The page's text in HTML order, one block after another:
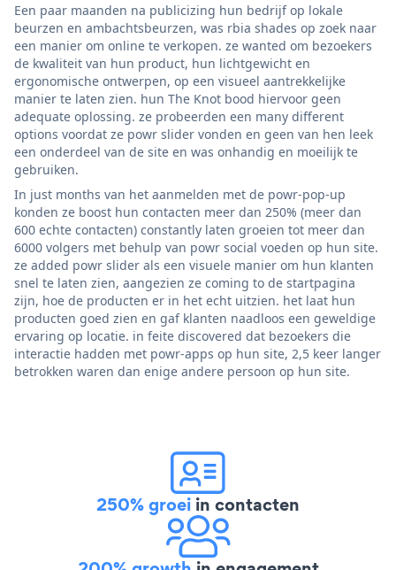
Een paar maanden na publicizing hun bedrijf op lokale
beurzen en ambachtsbeurzen, was rbia shades op zoek naar
een manier om online te verkopen. ze wanted om bezoekers
de kwaliteit van hun product, hun lichtgewicht en
ergonomische ontwerpen, op een visueel aantrekkelijke
manier te laten zien. hun The Knot bood hiervoor geen
adequate oplossing. ze probeerden een many different
options voordat ze powr slider vonden en geen van hen leek
een onderdeel van de site en was onhandig en moeilijk te
gebruiken.
In just months van het aanmelden met de powr-pop-up
konden ze boost hun contacten meer dan 250% (meer dan
600 echte contacten) constantly laten groeien tot meer dan
6000 volgers met behulp van powr social voeden op hun site.
ze added powr slider als een visuele manier om hun klanten
snel te laten zien, aangezien ze coming to de startpagina
zijn, hoe de producten er in het echt uitzien. het laat hun
producten goed zien en gaf klanten naadloos een geweldige
ervaring op locatie. in feite discovered dat bezoekers die
interactie hadden met powr-apps op hun site, 2,5 keer langer
betrokken waren dan enige andere persoon op hun site.
250% groei in contacten